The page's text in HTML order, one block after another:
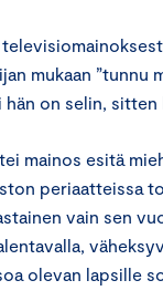
mukaan ”tunnu
hän on selin,
mainos esitä
periaatteissa
vain sen
olevan lapsille